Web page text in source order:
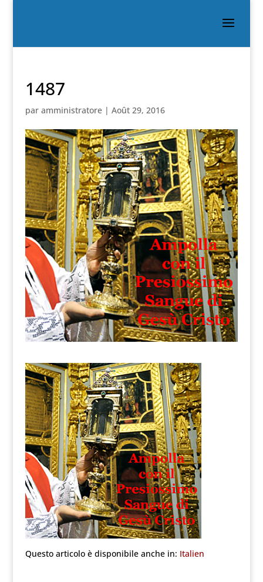
1487
par amministratore| Août 29, 2016
Questo articolo è disponibile anche in: Italien